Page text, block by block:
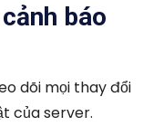
báo
dõi mọi thay đổi
của server.